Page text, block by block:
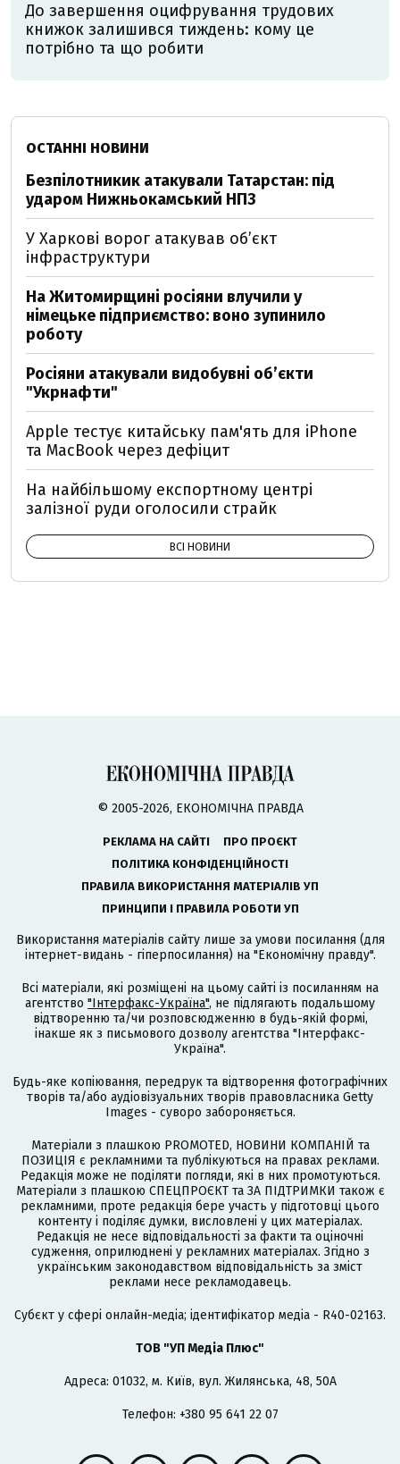
До завершення оцифрування трудових
книжок залишився тиждень: кому це
потрібно та що робити
ОСТАННІ НОВИНИ
Безпілотникик атакували Татарстан: під
ударом Нижньокамський НПЗ
У Харкові ворог атакував обʼєкт
інфраструктури
На Житомирщині росіяни влучили у
німецьке підприємство: воно зупинило
роботу
Росіяни атакували видобувні обʼєкти
"Укрнафти"
Apple тестує китайську пам'ять для iPhone
та MacBook через дефіцит
На найбільшому експортному центрі
залізної руди оголосили страйк
ВСІ НОВИНИ
© 2005-2026, ЕКОНОМІЧНА ПРАВДА
РЕКЛАМА НА САЙТІ
ПРО ПРОЄКТ
ПОЛІТИКА КОНФІДЕНЦІЙНОСТІ
ПРАВИЛА ВИКОРИСТАННЯ МАТЕРІАЛІВ УП
ПРИНЦИПИ І ПРАВИЛА РОБОТИ УП
Використання матеріалів сайту лише за умови посилання (для
інтернет-видань - гіперпосилання) на "Економічну правду".
Всі матеріали, які розміщені на цьому сайті із посиланням на
агентство "Інтерфакс-Україна", не підлягають подальшому
відтворенню та/чи розповсюдженню в будь-якій формі,
інакше як з письмового дозволу агентства "Інтерфакс-
Україна".
Будь-яке копіювання, передрук та відтворення фотографічних
творів та/або аудіовізуальних творів правовласника Getty
Images - суворо забороняється.
Матеріали з плашкою PROMOTED, НОВИНИ КОМПАНІЙ та
ПОЗИЦІЯ є рекламними та публікуються на правах реклами.
Редакція може не поділяти погляди, які в них промотуються.
Матеріали з плашкою СПЕЦПРОЄКТ та ЗА ПІДТРИМКИ також є
рекламними, проте редакція бере участь у підготовці цього
контенту і поділяє думки, висловлені у цих матеріалах.
Редакція не несе відповідальності за факти та оціночні
судження, оприлюднені у рекламних матеріалах. Згідно з
українським законодавством відповідальність за зміст
реклами несе рекламодавець.
Cубєкт у сфері онлайн-медіа; ідентифікатор медіа - R40-02163.
ТОВ "УП Медіа Плюс"
Адреса: 01032, м. Київ, вул. Жилянська, 48, 50А
Телефон: +380 95 641 22 07